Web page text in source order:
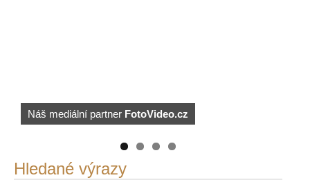
Náš mediální partner FotoVideo.cz
PetrSalek.com
https://kuula.co/profile/PetrSalek/collections
Hledané výrazy